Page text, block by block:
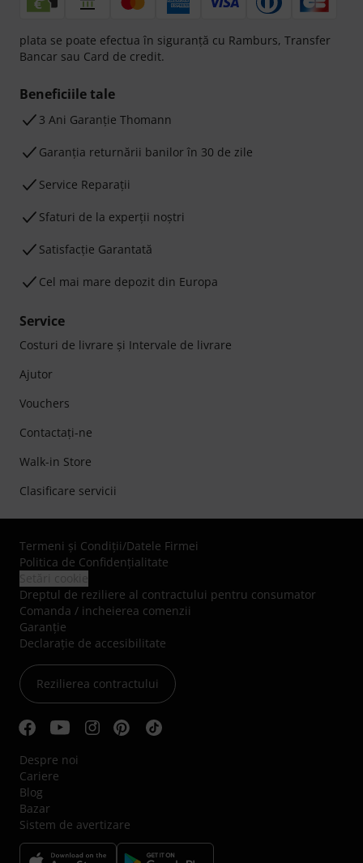
plata se poate efectua în siguranță cu Ramburs, Transfer
Bancar sau Card de credit.
Beneficiile tale
3 Ani Garanție Thomann
Garanţia returnării banilor în 30 de zile
Service Reparații
Sfaturi de la experții noștri
Satisfacție Garantată
Cel mai mare depozit din Europa
Service
Costuri de livrare şi Intervale de livrare
Ajutor
Vouchers
Contactaţi-ne
Walk-in Store
Clasificare servicii
Termeni şi Condiţii/Datele Firmei
Politica de Confidenţialitate
Dreptul de reziliere al contractului pentru consumator
Comanda / incheierea comenzii
Garanție
Declarație de accesibilitate
Rezilierea contractului
Despre noi
Cariere
Blog
Bazar
Sistem de avertizare